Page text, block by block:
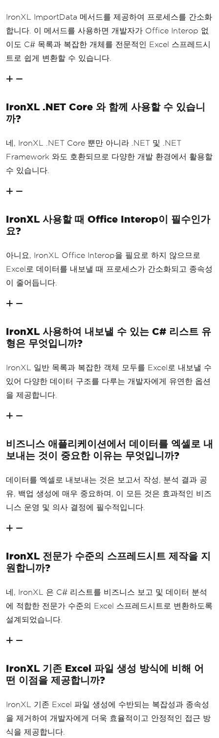
IronXL ImportData 메서드를 제공하여 프로세스를 간소화
합니다. 이 메서드를 사용하면 개발자가 Office Interop 없
이도 C# 목록과 복잡한 개체를 전문적인 Excel 스프레드시
트로 쉽게 변환할 수 있습니다.
IronXL .NET Core 와 함께 사용할 수 있습니
까?
네, IronXL .NET Core 뿐만 아니라 .NET 및 .NET
Framework 와도 호환되므로 다양한 개발 환경에서 활용할
수 있습니다.
IronXL 사용할 때 Office Interop이 필수인가
요?
아니요, IronXL Office Interop을 필요로 하지 않으므로
Excel로 데이터를 내보낼 때 프로세스가 간소화되고 종속성
이 줄어듭니다.
IronXL 사용하여 내보낼 수 있는 C# 리스트 유
형은 무엇입니까?
IronXL 일반 목록과 복잡한 객체 모두를 Excel로 내보낼 수
있어 다양한 데이터 구조를 다루는 개발자에게 유연한 옵션
을 제공합니다.
비즈니스 애플리케이션에서 데이터를 엑셀로 내
보내는 것이 중요한 이유는 무엇입니까?
데이터를 엑셀로 내보내는 것은 보고서 작성, 분석 결과 공
유, 백업 생성에 매우 중요하며, 이 모든 것은 효과적인 비즈
니스 운영 및 의사 결정에 필수적입니다.
IronXL 전문가 수준의 스프레드시트 제작을 지
원합니까?
네, IronXL 은 C# 리스트를 비즈니스 보고 및 데이터 분석
에 적합한 전문가 수준의 Excel 스프레드시트로 변환하도록
설계되었습니다.
IronXL 기존 Excel 파일 생성 방식에 비해 어
떤 이점을 제공합니까?
IronXL 기존 Excel 파일 생성에 수반되는 복잡성과 종속성
을 제거하여 개발자에게 더욱 효율적이고 안정적인 접근 방
식을 제공합니다.